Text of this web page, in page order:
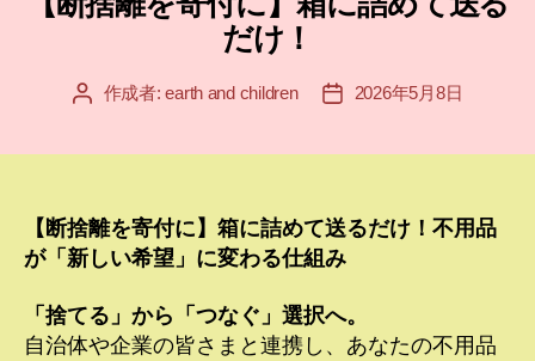
ド
レ
EARTH
CHILDREN
リ
ー
だけ！
投 作成者:earth and children
投
2026年5月8日
【断捨離を寄付に】箱に詰めて送るだけ！不用品
が「新しい希望」に変わる仕組み
「捨てる」から「つなぐ」選択へ。
自治体や企業の皆さまと連携し、あなたの不用品